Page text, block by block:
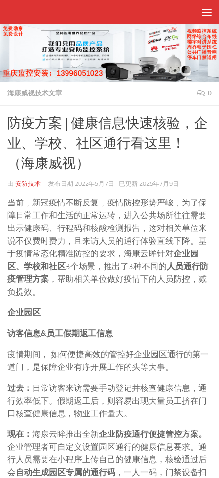
海康威视技术文章 0
防疫方案 | 健康信息快速核验，企
业、学校、社区通行看这里！
（海康威视）
由 安防技术 · · 发布日期 2022年5月7日 · 已更新 2025年7月9日
当前，新冠疫情不断反复，疫情防控形势严峻，为了保
障日常工作和生活的正常运转，进入公共场所往往需要
出示健康码、行程码和核酸检测报告，这对相关单位来
说不仅费时费力，且来访人员的通行体验直线下降。基
于疫情常态化精准防控的要求，海康云眸针对企业园
区、学校和社区3个场景，推出了3种不同的 人员通行防
疫管理方案 ，帮助相关单位做好疫情下的人员防控，减
负提效。
企业园区
访客信息&员工假期返工信息
疫情期间， 如何便捷高效的管控好企业园区通行的第一
道门，是保障企业有序开展工作的头等大事。
过去： 日常访客来访需要手动登记并核查健康信息，通
行效率低下。假期返工后，则容易出现大量员工挤在门
口核查健康信息，物业工作量大。
现在： 海康云眸推出全新企业防疫通行便捷管控方案。
企业管理者可自定义设置园区通行的健康信息要求。通
行人员需要在小程序上传自己的健康信息，核验通过后
会自动生成园区专属的通行码 ，一人一码，门禁设备扫